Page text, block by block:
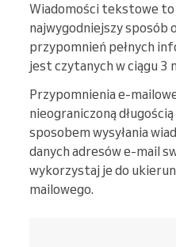
Wiadomości tekstowe
najwygodniejszy sposób
przypomnień pełnych
jest czytanych w ciągu 3
Przypomnienia e-
nieograniczoną
sposobem wysyłania
danych adresów e-mail
wykorzystaj je do
mailowego.